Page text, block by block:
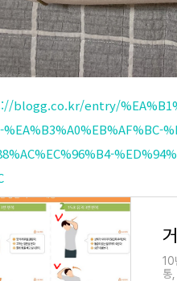
blogg.co.kr/entry/
%EA%B3%A0%EB%AF%BC-
10
통